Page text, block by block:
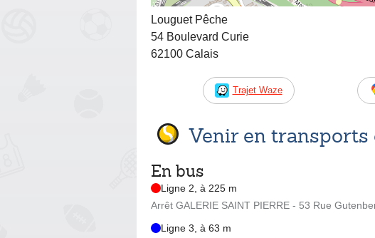
Louguet Pêche
54 Boulevard Curie
62100 Calais
Trajet Waze
Venir en transports
En bus
Ligne 2, à 225 m
Arrêt GALERIE SAINT PIERRE - 53 Rue
Ligne 3, à 63 m